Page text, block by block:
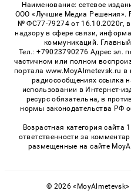
Наименование: сетевое
ООО «Лучшие Медиа Решения».
№ ФС77-79274 от 16.10.2020г,
надзору в сфере связи,
коммуникаций.
Тел.: +79023790276 Адрес эл.
частичном или полном
портала www.MoyAlmetevsk.ru в
радиосообщениях ссылка
использовании в Интернет-
ресурс обязательна, в
нормы законодательства РФ
Возрастная категория сайта
ответственности за
размещенные на сайте
© 2026